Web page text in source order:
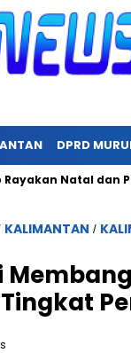
DPRD
dan Peringati
KALIMANTAN /
Tingkat